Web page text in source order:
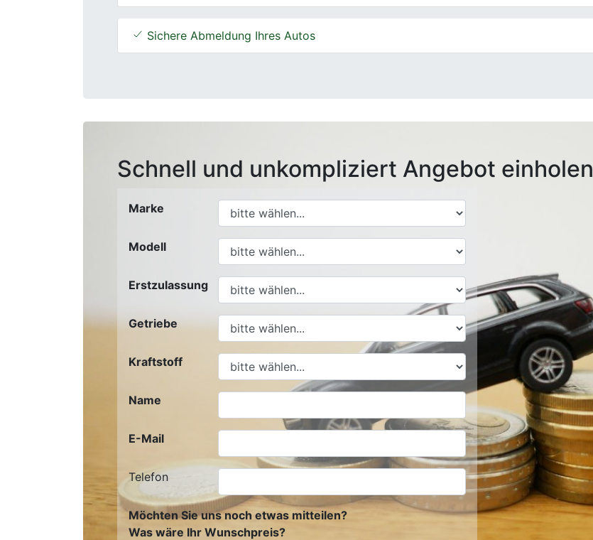
Sichere Abmeldung Ihres Autos
Schnell und unkompliziert Angebot einholen
Marke
Modell
Erstzulassung
Getriebe
Kraftstoff
Name
E-Mail
Telefon
Möchten Sie uns noch etwas mitteilen?
Was wäre Ihr Wunschpreis?